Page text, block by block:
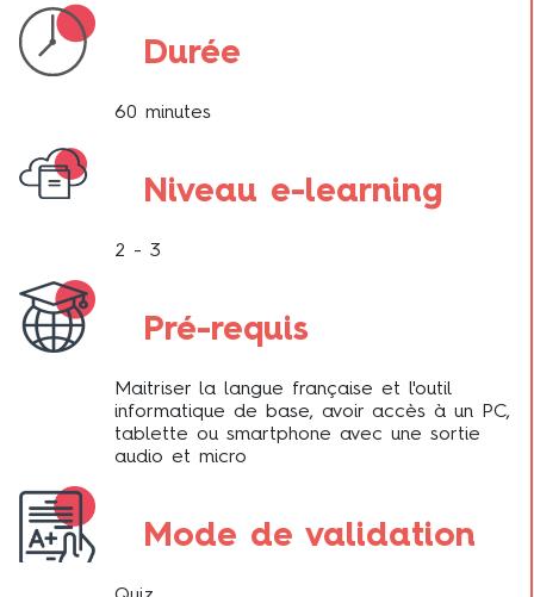
Durée
60 minutes
Niveau e-learning
2 - 3
Pré-requis
Maitriser la langue française et l'outil
informatique de base, avoir accès à un PC,
tablette ou smartphone avec une sortie
audio et micro
Mode de validation